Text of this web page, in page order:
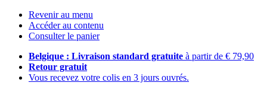
Revenir au menu
Accéder au contenu
Consulter le panier
Belgique : Livraison standard gratuite à partir de € 79,90
Retour gratuit
Vous recevez votre colis en 3 jours ouvrés.